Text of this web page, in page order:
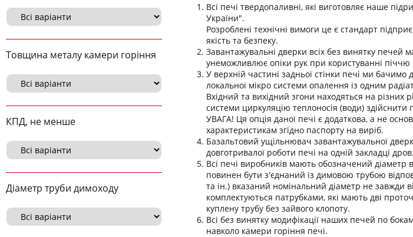
Товщина металу камери горіння
КПД, не менше
Діаметр труби димоходу
Всі печі твердопаливні, які виготовляє наше
України".
Розроблені технічні вимоги це є стандарт
якість та безпеку.
Завантажувальні дверки всіх без винятку
унеможливлює опіки рук при користуванні піччю
У верхній частині задньої стінки печі ми
локальної мікро системи опалення із одним
Вхідний та вихідний згони находяться на різних
системи циркуляцію теплоносія (води) здійснити
УВАГА! Ця опція даної печі є додаткова, а не
характеристикам згідно паспорту на виріб.
Базальтовий ущільнювач завантажувальної
довготривалої роботи печі на одній закладці дров.
Всі печі виробників мають обозначений діаметр
повинен бути з'єднаний із димовою трубою
та ін.) вказаний номінальний діаметр не завжди
комплектуються патрубками, які мають дві
куплену трубу без зайвого клопоту.
Всі без винятку модифікації наших печей по
навколо камери горіння печі.